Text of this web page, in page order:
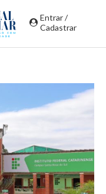
Entrar /
Cadastrar